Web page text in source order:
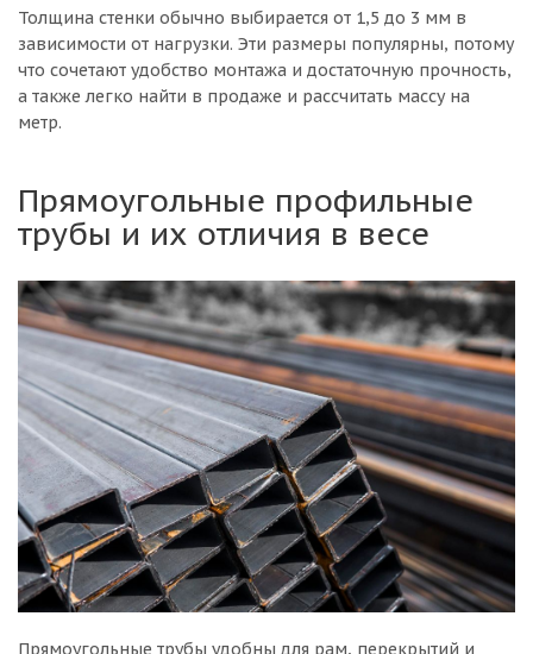
Толщина стенки обычно выбирается от 1,5 до 3 мм в
зависимости от нагрузки. Эти размеры популярны, потому
что сочетают удобство монтажа и достаточную прочность,
а также легко найти в продаже и рассчитать массу на
метр.
Прямоугольные профильные
трубы и их отличия в весе
Прямоугольные трубы удобны для рам, перекрытий и